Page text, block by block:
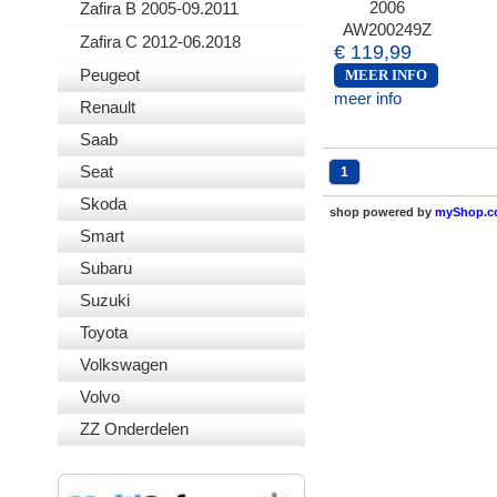
Zafira B 2005-09.2011
Zafira C 2012-06.2018
Peugeot
Renault
Saab
Seat
Skoda
Smart
Subaru
Suzuki
Toyota
Volkswagen
Volvo
ZZ Onderdelen
2006
AW200249Z
€ 119,99
MEER INFO
meer info
1
shop powered by